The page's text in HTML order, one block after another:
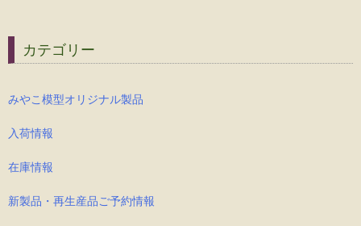
カテゴリー
みやこ模型オリジナル製品
入荷情報
在庫情報
新製品・再生産品ご予約情報